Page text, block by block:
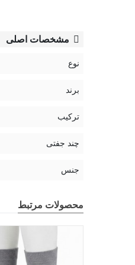
مشخصات اصلی
نوع
برند
ترکیب
چند جفتی
جنس
محصولات مرتبط